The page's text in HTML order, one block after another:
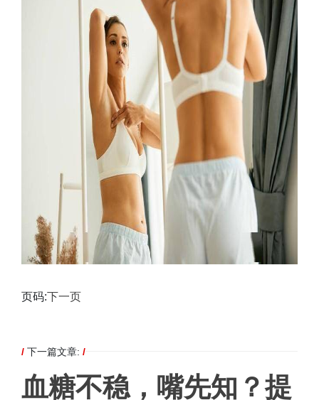
页码:下一页
/ 下一篇文章: /
血糖不稳，嘴先知？提